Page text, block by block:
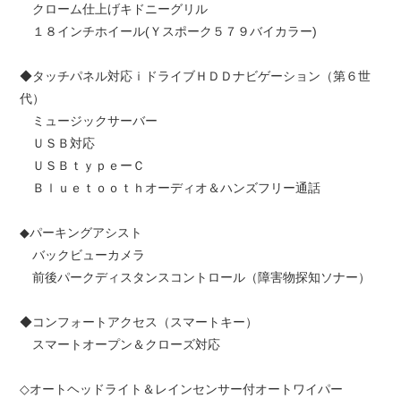
クローム仕上げキドニーグリル
１８インチホイール(Ｙスポーク５７９バイカラー)
◆タッチパネル対応ｉドライブＨＤＤナビゲーション（第６世
代）
ミュージックサーバー
ＵＳＢ対応
ＵＳＢｔｙｐｅーＣ
Ｂｌｕｅｔｏｏｔｈオーディオ＆ハンズフリー通話
◆パーキングアシスト
バックビューカメラ
前後パークディスタンスコントロール（障害物探知ソナー）
◆コンフォートアクセス（スマートキー）
スマートオープン＆クローズ対応
◇オートヘッドライト＆レインセンサー付オートワイパー